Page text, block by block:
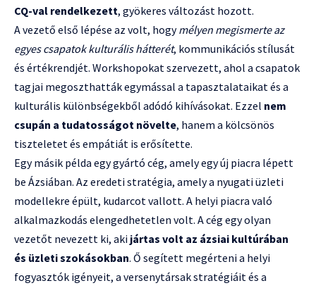
CQ-val rendelkezett, gyökeres változást hozott.
A vezető első lépése az volt, hogymélyen megismerte az
egyes csapatok kulturális hátterét, kommunikációs stílusát
és értékrendjét. Workshopokat szervezett, ahol a csapatok
tagjai megoszthatták egymással a tapasztalataikat és a
kulturális különbségekből adódó kihívásokat. Ezzel nem
csupán a tudatosságot növelte, hanem a kölcsönös
tiszteletet és empátiát is erősítette.
Egy másik példa egy gyártó cég, amely egy új piacra lépett
be Ázsiában. Az eredeti stratégia, amely a nyugati üzleti
modellekre épült, kudarcot vallott. A helyi piacra való
alkalmazkodás elengedhetetlen volt. A cég egy olyan
vezetőt nevezett ki, aki jártas volt az ázsiai kultúrában
és üzleti szokásokban. Ő segített megérteni a helyi
fogyasztók igényeit, a versenytársak stratégiáit és a